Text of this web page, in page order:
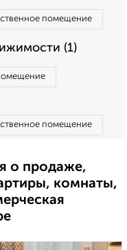
помещение
(1)
помещение
о продаже,
комнаты,